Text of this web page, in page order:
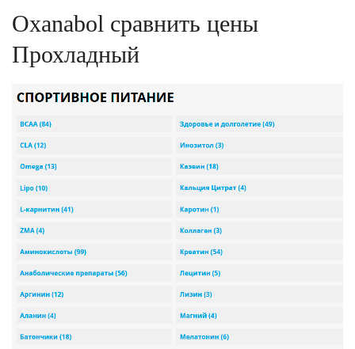
Oxanabol сравнить цены
Прохладный